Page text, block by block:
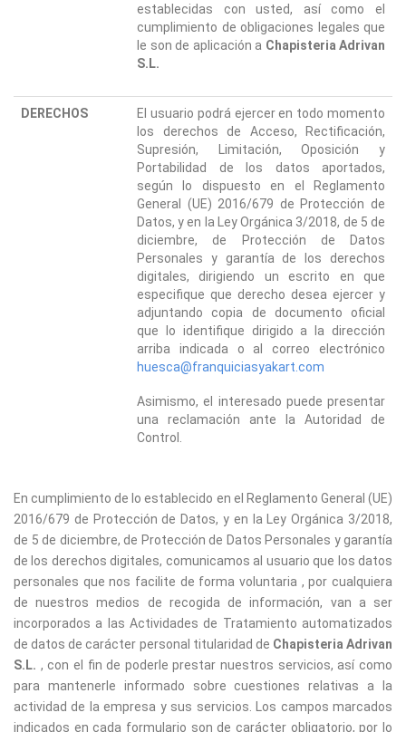
establecidas con usted, así como el
cumplimiento de obligaciones legales que
le son de aplicación a Chapisteria Adrivan
S.L.
DERECHOS
El usuario podrá ejercer en todo momento
los derechos de Acceso, Rectificación,
Supresión, Limitación, Oposición y
Portabilidad de los datos aportados,
según lo dispuesto en el Reglamento
General (UE) 2016/679 de Protección de
Datos, y en la Ley Orgánica 3/2018, de 5 de
diciembre, de Protección de Datos
Personales y garantía de los derechos
digitales, dirigiendo un escrito en que
especifique que derecho desea ejercer y
adjuntando copia de documento oficial
que lo identifique dirigido a la dirección
arriba indicada o al correo electrónico
huesca@franquiciasyakart.com
Asimismo, el interesado puede presentar
una reclamación ante la Autoridad de
Control.
En cumplimiento de lo establecido en el Reglamento General (UE)
2016/679 de Protección de Datos, y en la Ley Orgánica 3/2018,
de 5 de diciembre, de Protección de Datos Personales y garantía
de los derechos digitales, comunicamos al usuario que los datos
personales que nos facilite de forma voluntaria , por cualquiera
de nuestros medios de recogida de información, van a ser
incorporados a las Actividades de Tratamiento automatizados
de datos de carácter personal titularidad de Chapisteria Adrivan
S.L. , con el fin de poderle prestar nuestros servicios, así como
para mantenerle informado sobre cuestiones relativas a la
actividad de la empresa y sus servicios. Los campos marcados
indicados en cada formulario son de carácter obligatorio, por lo